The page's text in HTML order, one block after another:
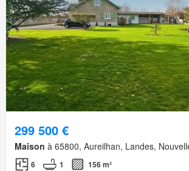
299 500 €
Maison à 65800, Aureilhan, Landes,
6 1 156 m²